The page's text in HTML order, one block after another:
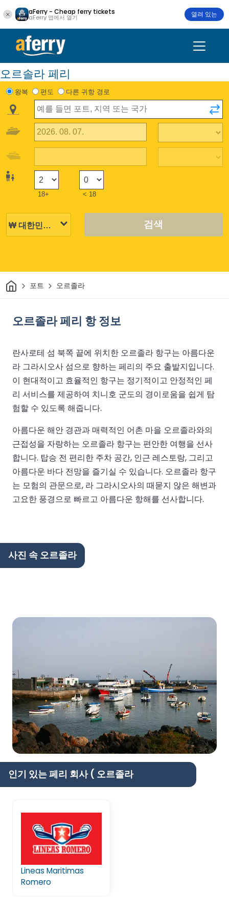
aFerry - Cheap ferry tickets
aFerry 앱에서 열기 열려 있는
오르솔라 페리
왕복 편도 다른 귀항 경로
18+ < 18
검색
집 포트 오르졸라
오르졸라 페리 항 정보
란사로테 섬 북쪽 끝에 위치한 오르졸라 항구는 아름다운
라 그라시오사 섬으로 향하는 페리의 주요 출발지입니다.
이 현대적이고 효율적인 항구는 정기적이고 안정적인 페
리 서비스를 제공하여 치니호 군도의 경이로움을 쉽게 탐
험할 수 있도록 해줍니다.
아름다운 해안 경관과 매력적인 어촌 마을 오르졸라와의
근접성을 자랑하는 오르졸라 항구는 편안한 여행을 선사
합니다. 탑승 전 편리한 주차 공간, 인근 레스토랑, 그리고
아름다운 바다 전망을 즐기실 수 있습니다. 오르졸라 항구
는 모험의 관문으로, 라 그라시오사의 때묻지 않은 해변과
고요한 풍경으로 빠르고 아름다운 항해를 선사합니다.
사진 속 오르졸라
인기 있는 페리 회사 ( 오르졸라
Lineas Maritimas
Romero